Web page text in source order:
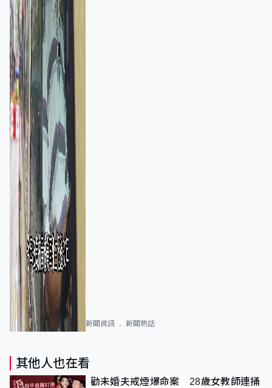
新聞資訊 新聞熱話
其他人也在看
勸未婚夫戒煙爆命案 28歲女教師連捅